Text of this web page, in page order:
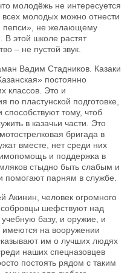
молодёжь не интересуется
молодых можно отнести
пепси», не желающему
В этой школе растят
– не пустой звук.
Вадим Стадников. Казаки
постоянно
классов. Это и
по пластунской подготовке,
тому, чтоб
в казачьи части. Это
бригада в
вместе, нет среди них
и поддержка в
стыдно быть слабым и
помогают парням в службе.
Акинин, человек огромного
шефствуют над
базу, и оружие, и
имеются на вооружении
им о лучших людях
наших спецназовцев
постоять рядом с таким